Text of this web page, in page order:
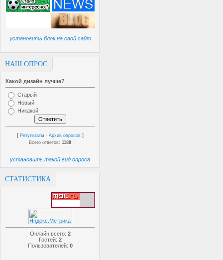
установить блок на свой сайт
НАШ ОПРОС
Какой дизайн лучше?
Старый
Новый
Никакой
[ Результаты · Архив опросов ]
Всего ответов:1188
установить такой вид опроса
СТАТИСТИКА
Онлайн всего: 2
Гостей: 2
Пользователей: 0